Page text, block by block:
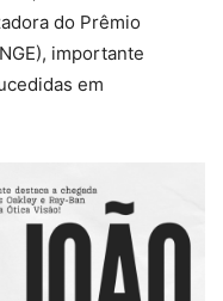
do Prêmio
importante
em